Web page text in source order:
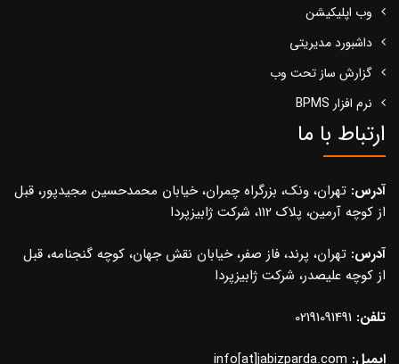
وب اپلیکیشن
داشبورد مدیریتی
گزارش ساز تحت وب
نرم افزار BPMS
ارتباط با ما
آدرس: تهران، ونک، بزرگراه چمران، خیابان محمدحسین مجیدپور، قبل
از کوچه آرمین، پلاک 112، شرکت ژابیزپردا
آدرس: تهران، پرند، فاز صفر، خیابان نقش جهان، کوچه گنجنامه، قبل
از کوچه علیصدر، شرکت ژابیزپردا
تلفن: 02191091491